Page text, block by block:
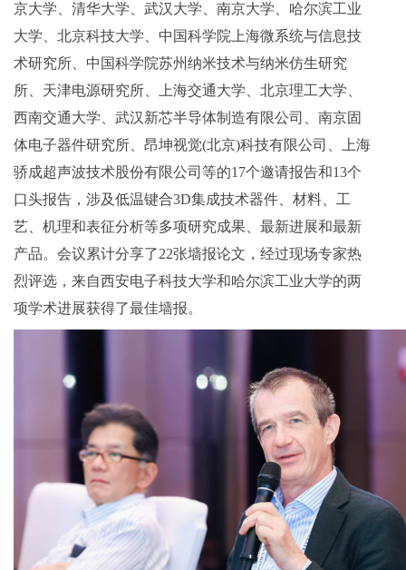
京大学、清华大学、武汉大学、南京大学、哈尔滨工业
大学、北京科技大学、中国科学院上海微系统与信息技
术研究所、中国科学院苏州纳米技术与纳米仿生研究
所、天津电源研究所、上海交通大学、北京理工大学、
西南交通大学、武汉新芯半导体制造有限公司、南京固
体电子器件研究所、昂坤视觉(北京)科技有限公司、上海
骄成超声波技术股份有限公司等的17个邀请报告和13个
口头报告，涉及低温键合3D集成技术器件、材料、工
艺、机理和表征分析等多项研究成果、最新进展和最新
产品。会议累计分享了22张墙报论文，经过现场专家热
烈评选，来自西安电子科技大学和哈尔滨工业大学的两
项学术进展获得了最佳墙报。